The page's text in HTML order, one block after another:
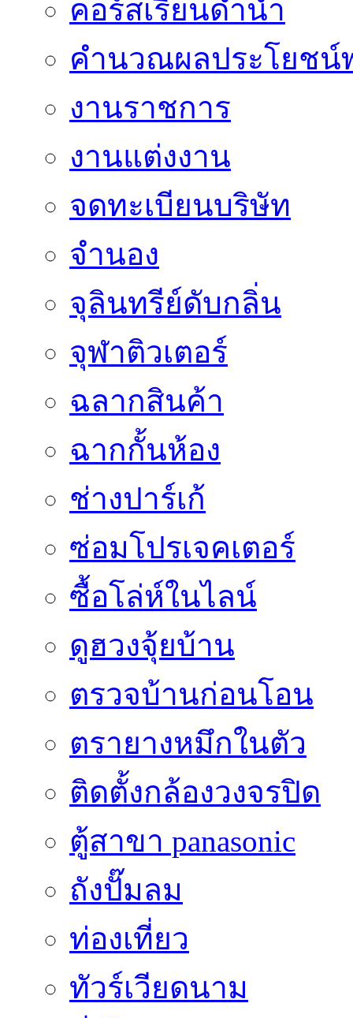
คอร์สเรียนดำน้ำ
คำนวณผลประโยชน์
งานราชการ
งานแต่งงาน
จดทะเบียนบริษัท
จำนอง
จุลินทรีย์ดับกลิ่น
จุฬาติวเตอร์
ฉลากสินค้า
ฉากกั้นห้อง
ช่างปาร์เก้
ซ่อมโปรเจคเตอร์
ซื้อโล่ห์ในไลน์
ดูฮวงจุ้ยบ้าน
ตรวจบ้านก่อนโอน
ตรายางหมึกในตัว
ติดตั้งกล้องวงจรปิด
ตู้สาขา panasonic
ถังปั๊มลม
ท่องเที่ยว
ทัวร์เวียดนาม